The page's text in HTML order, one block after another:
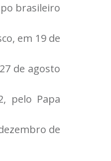
brasileiro
em 19 de
de agosto
pelo Papa
de